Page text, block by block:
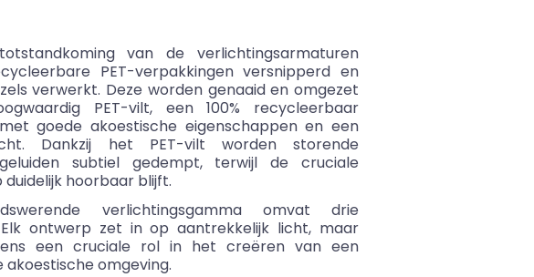
van de verlichtingsarmaturen
PET-verpakkingen versnipperd en
verwerkt. Deze worden genaaid en omgezet
PET-vilt, een 100% recycleerbaar
goede akoestische eigenschappen en een
Dankzij het PET-vilt worden storende
subtiel gedempt, terwijl de cruciale
hoorbaar blijft.
verlichtingsgamma omvat drie
ontwerp zet in op aantrekkelijk licht, maar
een cruciale rol in het creëren van een
omgeving.